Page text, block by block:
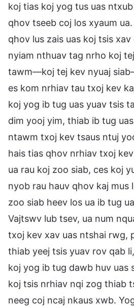
koj tias koj yog tus uas
qhov tseeb coj los xyaum
qhov lus zais uas koj tsis
nyiam nthuav tag nrho koj
tawm—koj tej kev nyuaj
es kom nrhiav tau txoj kev
koj yog ib tug uas yuav tsis
dim yooj yim, thiab ib tug
ntawm txoj kev tsaus ntuj
hais tias qhov nrhiav txoj
ua rau koj zoo siab, ces koj
nyob rau hauv qhov kaj mus
zoo siab heev los ua ib tug
Vajtswv lub tsev, ua num
txoj kev xav uas ntshai rwg,
thiab yeej tsis yuav rov qab
koj yog ib tug dawb huv uas
koj tsis nrhiav nqi zog thiab
neeg coj ncaj nkaus xwb.